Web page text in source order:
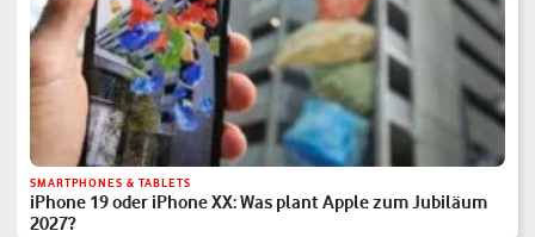
SMARTPHONES & TABLETS
iPhone 19 oder iPhone XX: Was plant Apple zum Jubiläum
2027?